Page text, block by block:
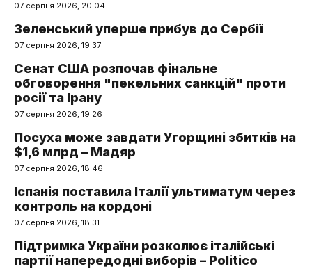
07 серпня 2026, 20:04
Зеленський уперше прибув до Сербії
07 серпня 2026, 19:37
Сенат США розпочав фінальне
обговорення "пекельних санкцій" проти
росії та Ірану
07 серпня 2026, 19:26
Посуха може завдати Угорщині збитків на
$1,6 млрд – Мадяр
07 серпня 2026, 18:46
Іспанія поставила Італії ультиматум через
контроль на кордоні
07 серпня 2026, 18:31
Підтримка України розколює італійські
партії напередодні виборів – Politico